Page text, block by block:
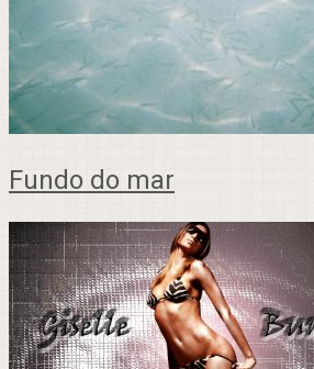
Fundo do mar